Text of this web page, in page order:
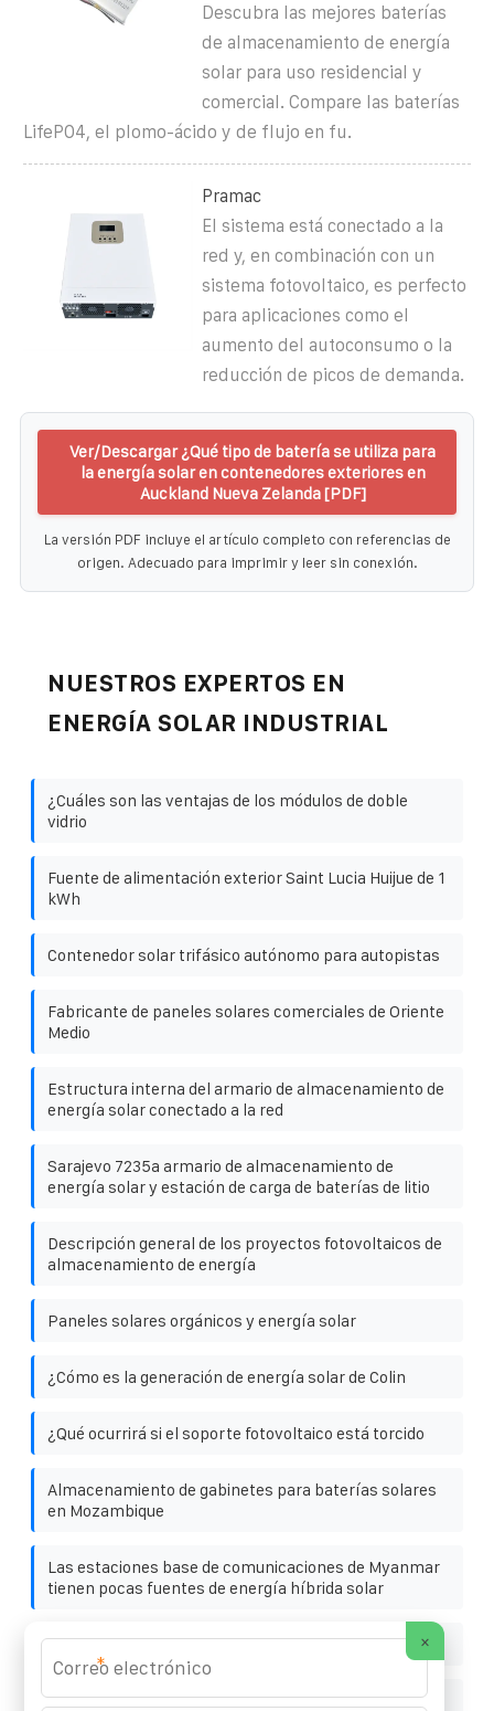
Descubra las mejores baterías
de almacenamiento de energía
solar para uso residencial y
comercial. Compare las baterías
LifePO4, el plomo-ácido y de flujo en fu.
Pramac
El sistema está conectado a la
red y, en combinación con un
sistema fotovoltaico, es perfecto
para aplicaciones como el
aumento del autoconsumo o la
reducción de picos de demanda.
Ver/Descargar ¿Qué tipo de batería se utiliza para
la energía solar en contenedores exteriores en
Auckland Nueva Zelanda [PDF]
La versión PDF incluye el artículo completo con referencias de
origen. Adecuado para imprimir y leer sin conexión.
NUESTROS EXPERTOS EN
ENERGÍA SOLAR INDUSTRIAL
¿Cuáles son las ventajas de los módulos de doble
vidrio
Fuente de alimentación exterior Saint Lucia Huijue de 1
kWh
Contenedor solar trifásico autónomo para autopistas
Fabricante de paneles solares comerciales de Oriente
Medio
Estructura interna del armario de almacenamiento de
energía solar conectado a la red
Sarajevo 7235a armario de almacenamiento de
energía solar y estación de carga de baterías de litio
Descripción general de los proyectos fotovoltaicos de
almacenamiento de energía
Paneles solares orgánicos y energía solar
¿Cómo es la generación de energía solar de Colin
¿Qué ocurrirá si el soporte fotovoltaico está torcido
Almacenamiento de gabinetes para baterías solares
en Mozambique
Las estaciones base de comunicaciones de Myanmar
tienen pocas fuentes de energía híbrida solar
Mejor sistema portátil de respaldo de batería solar
Fabricante de baterías portátiles de Timor Oriental
×
*